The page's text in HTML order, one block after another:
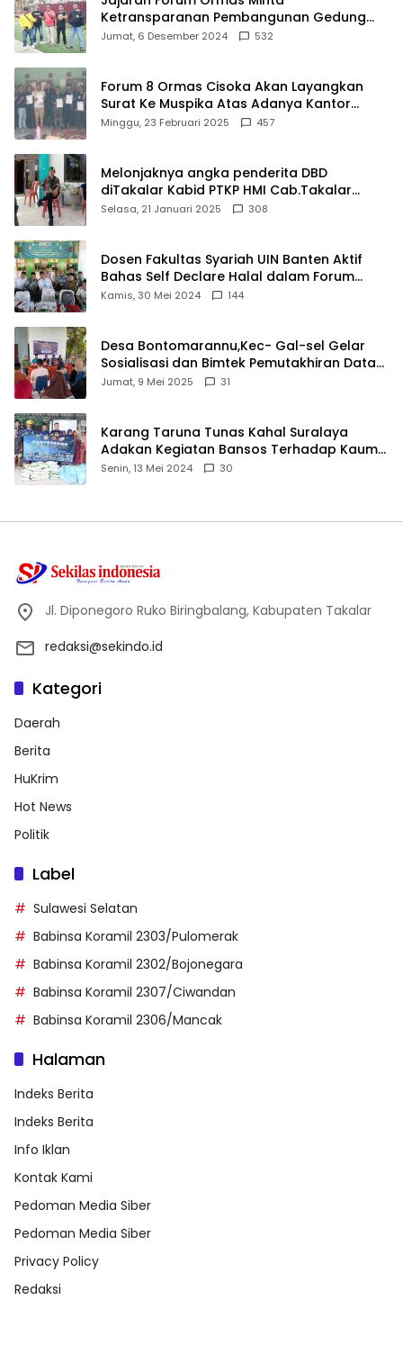
Ketransparanan Pembangunan Gedung
Damkar Di Kecamatan Cisoka
Jumat, 6 Desember 2024 532
Forum 8 Ormas Cisoka Akan Layangkan
Surat Ke Muspika Atas Adanya Kantor
Matel di Cisoka
Minggu, 23 Februari 2025 457
Melonjaknya angka penderita DBD
diTakalar Kabid PTKP HMI Cab.Takalar
angkat bicara
Selasa, 21 Januari 2025 308
Dosen Fakultas Syariah UIN Banten Aktif
Bahas Self Declare Halal dalam Forum
Ijtima Ulama MUI
Kamis, 30 Mei 2024 144
Desa Bontomarannu,Kec- Gal-sel Gelar
Sosialisasi dan Bimtek Pemutakhiran Data
ID
Jumat, 9 Mei 2025 31
Karang Taruna Tunas Kahal Suralaya
Adakan Kegiatan Bansos Terhadap Kaum
Dhuafa dan Anak Yatim-Piatu
Senin, 13 Mei 2024 30
Jl. Diponegoro Ruko Biringbalang, Kabupaten Takalar
redaksi@sekindo.id
Kategori
Daerah
Berita
HuKrim
Hot News
Politik
Label
Sulawesi Selatan
Babinsa Koramil 2303/Pulomerak
Babinsa Koramil 2302/Bojonegara
Babinsa Koramil 2307/Ciwandan
Babinsa Koramil 2306/Mancak
Halaman
Indeks Berita
Indeks Berita
Info Iklan
Kontak Kami
Pedoman Media Siber
Pedoman Media Siber
Privacy Policy
Redaksi